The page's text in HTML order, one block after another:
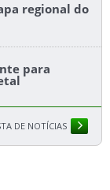
regional do
para
DE NOTÍCIAS